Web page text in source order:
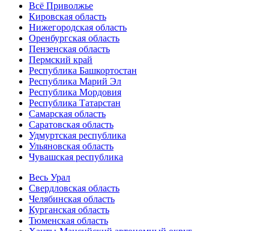
Всё Приволжье
Кировская область
Нижегородская область
Оренбургская область
Пензенская область
Пермский край
Республика Башкортостан
Республика Марий Эл
Республика Мордовия
Республика Татарстан
Самарская область
Саратовская область
Удмуртская республика
Ульяновская область
Чувашская республика
Весь Урал
Свердловская область
Челябинская область
Курганская область
Тюменская область